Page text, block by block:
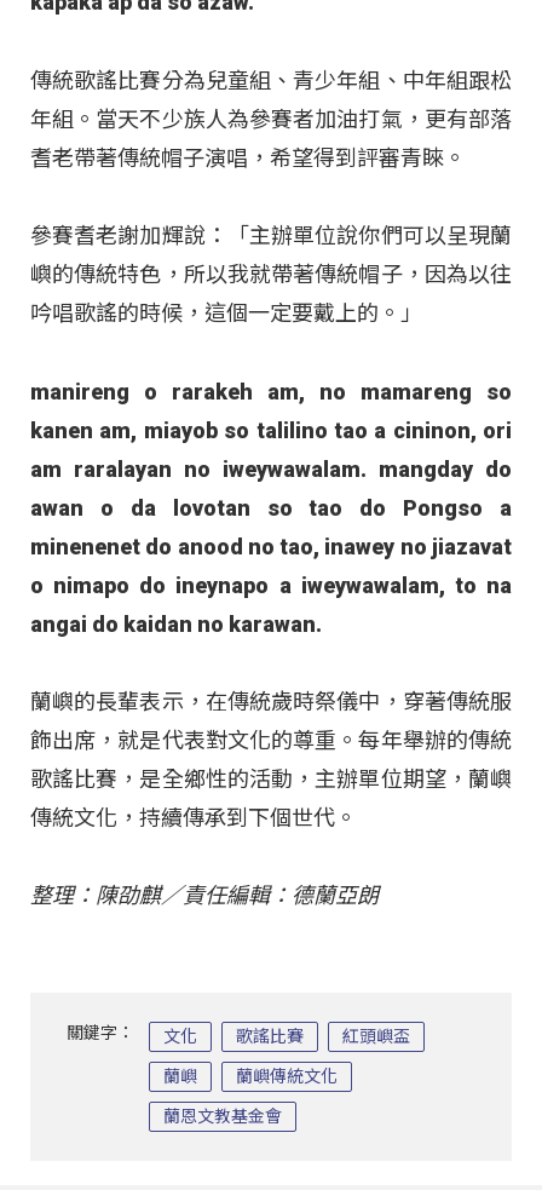
傳統歌謠比賽分為兒童組、青少年組、中年組跟松
年組。當天不少族人為參賽者加油打氣，更有部落
耆老帶著傳統帽子演唱，希望得到評審青睞。
參賽耆老謝加輝說：「主辦單位說你們可以呈現蘭
嶼的傳統特色，所以我就帶著傳統帽子，因為以往
吟唱歌謠的時候，這個一定要戴上的。」
manireng o rarakeh am, no mamareng so
kanen am, miayob so talilino tao a cininon, ori
am raralayan no iweywawalam. mangday do
awan o da lovotan so tao do Pongso a
minenenet do anood no tao, inawey no jiazavat
o nimapo do ineynapo a iweywawalam, to na
angai do kaidan no karawan.
蘭嶼的長輩表示，在傳統歲時祭儀中，穿著傳統服
飾出席，就是代表對文化的尊重。每年舉辦的傳統
歌謠比賽，是全鄉性的活動，主辦單位期望，蘭嶼
傳統文化，持續傳承到下個世代。
整理：陳劭麒／責任編輯：德蘭亞朗
關鍵字： 文化 歌謠比賽 紅頭嶼盃
蘭嶼 蘭嶼傳統文化
蘭恩文教基金會